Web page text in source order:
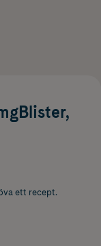
ett recept.